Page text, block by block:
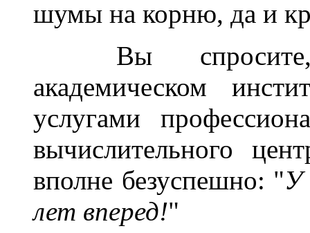
шумы на корню, да и
Вы
академическом
услугами
вычислительного
вполне безуспешно: "У
лет вперед!"